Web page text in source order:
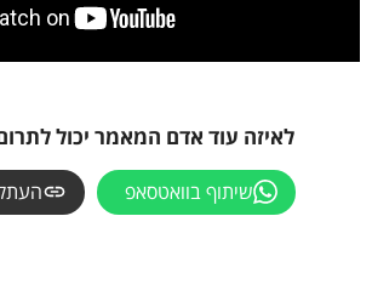
לאיזה עוד אדם המאמר יכול
שיתוף בוואטסאפ